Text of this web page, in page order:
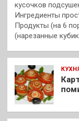
кусочков
Ингредиенты
Продукты (на 6
(нарезанные